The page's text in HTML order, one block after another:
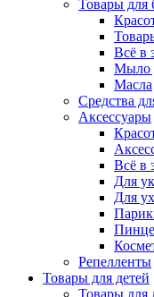
Товары для
Всё в
Мыло
Масла
Средства
Аксессуары
Всё в
Для
Для
Репелленты
Товары для детей
Товары для